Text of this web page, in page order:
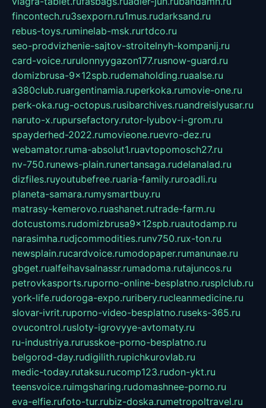
fincontech.ru3sexporn.ru1mus.rudarksand.ru
rebus-toys.ruminelab-msk.rurtdco.ru
seo-prodvizhenie-sajtov-stroitelnyh-kompanij.ru
card-voice.rurulonnyygazon177.rusnow-guard.ru
domizbrusa-9x12spb.rudemaholding.ruaalse.ru
a380club.ruargentinamia.ruperkoka.rumovie-one.ru
perk-oka.rug-octopus.rusibarchives.ruandreislyusar.ru
naruto-x.rupursefactory.rutor-lyubov-i-grom.ru
spayderhed-2022.rumovieone.ruevro-dez.ru
webamator.ruma-absolut1.ruavtopomosch27.ru
nv-750.runews-plain.runertansaga.rudelanalad.ru
dizfiles.ruyoutubefree.ruaria-family.ruroadli.ru
planeta-samara.rumysmartbuy.ru
matrasy-kemerovo.ruashanet.rutrade-farm.ru
dotcustoms.rudomizbrusa9x12spb.ruautodamp.ru
narasimha.rudjcommodities.runv750.rux-ton.ru
newsplain.rucardvoice.rumodopaper.rumanunae.ru
gbget.rualfeihavsalnassr.rumadoma.rutajuncos.ru
petrovkasports.ruporno-online-besplatno.rusplclub.ru
york-life.rudoroga-expo.ruribery.rucleanmedicine.ru
slovar-ivrit.ruporno-video-besplatno.ruseks-365.ru
ovucontrol.rusloty-igrovyye-avtomaty.ru
ru-industriya.rurusskoe-porno-besplatno.ru
belgorod-day.rudigilith.rupichkurovlab.ru
medic-today.rutaksu.rucomp123.rudon-ykt.ru
teensvoice.ruimgsharing.rudomashnee-porno.ru
eva-elfie.rufoto-tur.rubiz-doska.rumetropoltravel.ru